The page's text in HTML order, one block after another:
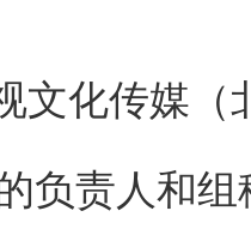
文化传媒
负责人和